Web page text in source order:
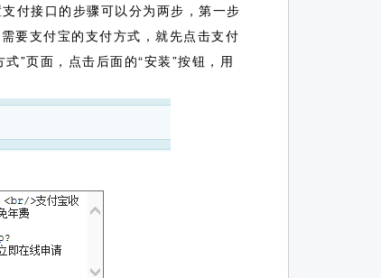
付接口的步骤可以分为两步，第一步
要支付宝的支付方式，就先点击支付
”页面，点击后面的“安装”按钮，用